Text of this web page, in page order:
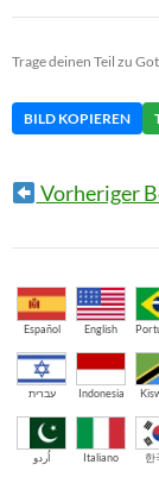
Trage deinen Teil zu
BILD KOPIEREN
Vorheriger
Español English
עברית Indonesia
اُردو Italiano 한